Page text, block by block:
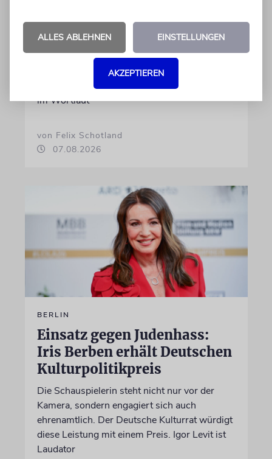
Nach dem X-Post des Journalisten hat sich
Felix Schotland, Vorstand der Synagogen-
Gemeinde Köln, an WDR-
Programmdirektorin Andrea Schafarczyk
gewandt. Wir dokumentieren das Schreiben
im Wortlaut
von Felix Schotland
07.08.2026
BERLIN
Einsatz gegen Judenhass:
Iris Berben erhält Deutschen
Kulturpolitikpreis
Die Schauspielerin steht nicht nur vor der
Kamera, sondern engagiert sich auch
ehrenamtlich. Der Deutsche Kulturrat würdigt
diese Leistung mit einem Preis. Igor Levit ist
Laudator
ALLES ABLEHNEN EINSTELLUNGEN
AKZEPTIEREN